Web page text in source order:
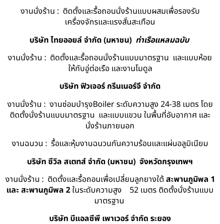
งานนั่งร้าน : ติดตั้งและรื้อถอนนั่งร้านแบบผสมเพื่อรองรับ
เครื่องจักรและแรงสั่นสะเทือน
บริษัท ไทยออยล์ จํากัด (มหาชน) ท่าเรือแหลมฉบับ
งานนั่งร้าน : ติดตั้งและรื้อถอนนั่งร้านแบบมาตรฐาน และแบบห้อย
ให้กับอู่ต่อเรือ และงานโมดูล
บริษัท ฟิวเจอร์ กรีนเนอร์จี จำกัด
งานนั่งร้าน : งานซ่อมบำรุงBoiler ระดับความสูง 24-38 เมตร โดย
ติดตั้งนั่งร้านแบบมาตรฐาน และแบบแขวน ในพื้นที่อับอากาศ และ
นั่งร้านภายนอก
งานฉนวน : รื้อและหุ้มงานฉนวนกันความร้อนและแผ่นอลูมิเนียม
บริษัท ซีวิล สเตทส์ จำกัด (มหาชน) จังหวัดกรุงเทพฯ
งานนั่งร้าน : ติดตั้งและรื้อถอนเพื่อเปลี่ยนลูกยางใต้ สะพานภูมิพล 1
และ สะพานภูมิพล 2ในระดับความสูง 52 เมตร ติดตั้งนั่งร้านแบบ
มาตรฐาน
บริษัท บีแอลซีพี เพาเวอร์ จำกัด ระยอง